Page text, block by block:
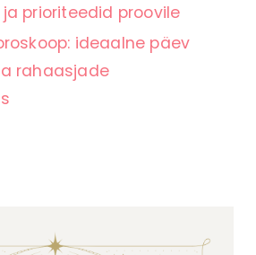
prioriteedid proovile
ideaalne päev
rahaasjade